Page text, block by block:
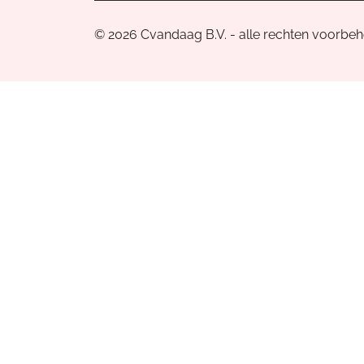
© 2026 Cvandaag B.V. - alle rechten